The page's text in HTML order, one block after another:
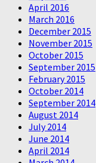
April 2016
March 2016
December 2015
November 2015
October 2015
September 2015
February 2015
October 2014
September 2014
August 2014
July 2014
June 2014
April 2014